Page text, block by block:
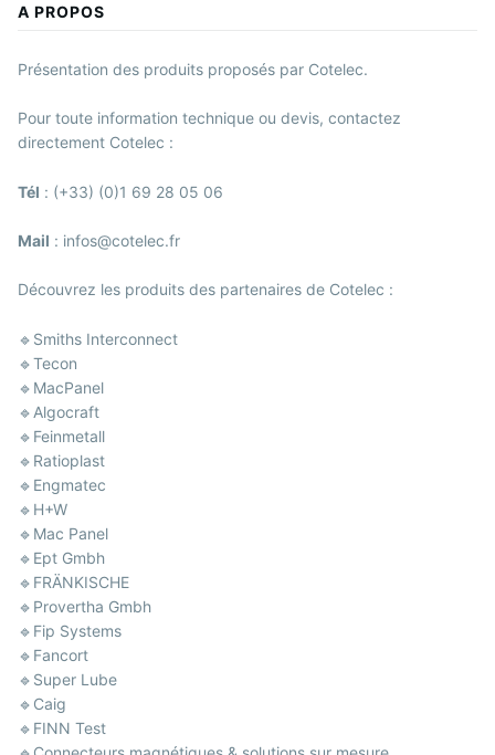
A PROPOS
Présentation des produits proposés par Cotelec.
Pour toute information technique ou devis, contactez
directement Cotelec :
Tél : (+33) (0)1 69 28 05 06
Mail : infos@cotelec.fr
Découvrez les produits des partenaires de Cotelec :
🔹Smiths Interconnect
🔹Tecon
🔹MacPanel
🔹Algocraft
🔹Feinmetall
🔹Ratioplast
🔹Engmatec
🔹H+W
🔹Mac Panel
🔹Ept Gmbh
🔹FRÄNKISCHE
🔹Provertha Gmbh
🔹Fip Systems
🔹Fancort
🔹Super Lube
🔹Caig
🔹FINN Test